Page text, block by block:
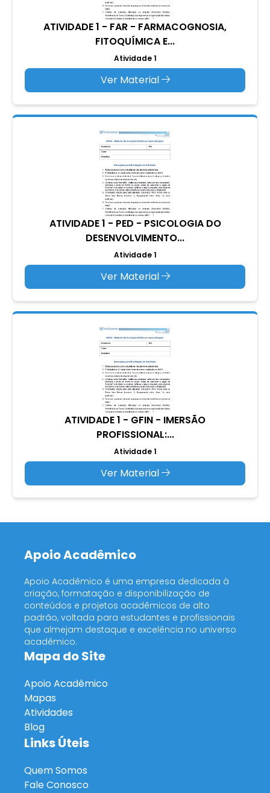
ATIVIDADE 1 - FAR - FARMACOGNOSIA,
FITOQUÍMICA E...
Atividade 1
Ver Material
ATIVIDADE 1 - PED - PSICOLOGIA DO
DESENVOLVIMENTO...
Atividade 1
Ver Material
ATIVIDADE 1 - GFIN - IMERSÃO
PROFISSIONAL:...
Atividade 1
Ver Material
Apoio Acadêmico
Apoio Acadêmico é uma empresa dedicada à
criação, formatação e disponibilização de
conteúdos e projetos acadêmicos de alto
padrão, voltada para estudantes e profissionais
que almejam destaque e excelência no universo
acadêmico.
Mapa do Site
Apoio Acadêmico
Mapas
Atividades
Blog
Links Úteis
Quem Somos
Fale Conosco